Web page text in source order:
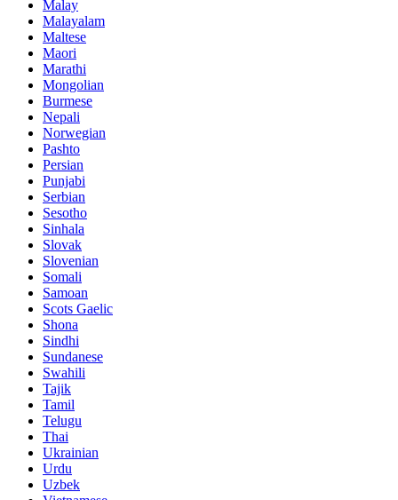
Malay
Malayalam
Maltese
Maori
Marathi
Mongolian
Burmese
Nepali
Norwegian
Pashto
Persian
Punjabi
Serbian
Sesotho
Sinhala
Slovak
Slovenian
Somali
Samoan
Scots Gaelic
Shona
Sindhi
Sundanese
Swahili
Tajik
Tamil
Telugu
Thai
Ukrainian
Urdu
Uzbek